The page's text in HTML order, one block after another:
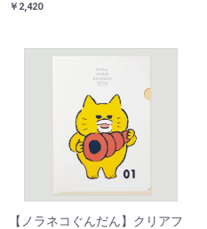
￥2,420
【ノラネコぐんだん】クリアフ